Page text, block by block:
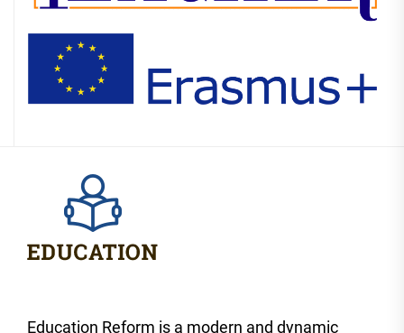
Education Reform is a modern and dynamic